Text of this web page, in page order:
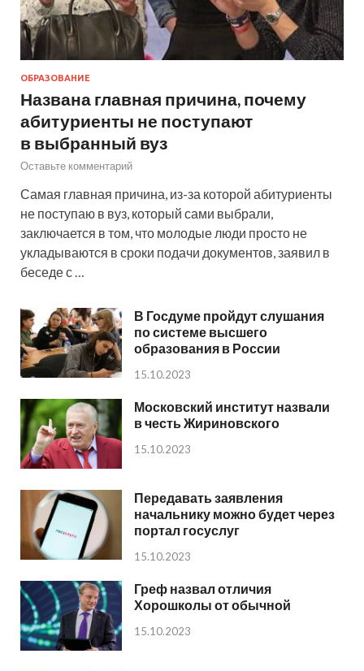
ОБРАЗОВАНИЕ
Названа главная причина, почему
абитуриенты не поступают
в выбранный вуз
Оставьте комментарий
Самая главная причина, из-за которой абитуриенты
не поступаю в вуз, который сами выбрали,
заключается в том, что молодые люди просто не
укладываются в сроки подачи документов, заявил в
беседе с …
В Госдуме пройдут слушания
по системе высшего
образования в России
15.10.2023
Московский институт назвали
в честь Жириновского
15.10.2023
Передавать заявления
начальнику можно будет через
портал госуслуг
15.10.2023
Греф назвал отличия
Хорошколы от обычной
15.10.2023